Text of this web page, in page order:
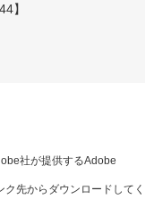
】
社が提供するAdobe
先からダウンロードしてく